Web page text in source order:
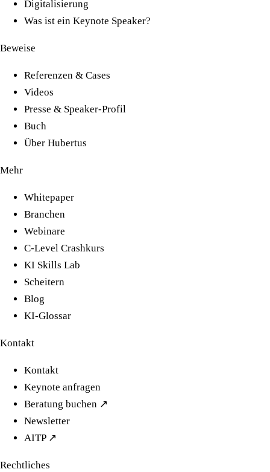
Digitalisierung
Was ist ein Keynote Speaker?
Beweise
Referenzen & Cases
Videos
Presse & Speaker-Profil
Buch
Über Hubertus
Mehr
Whitepaper
Branchen
Webinare
C-Level Crashkurs
KI Skills Lab
Scheitern
Blog
KI-Glossar
Kontakt
Kontakt
Keynote anfragen
Beratung buchen ↗
Newsletter
AITP ↗
Rechtliches